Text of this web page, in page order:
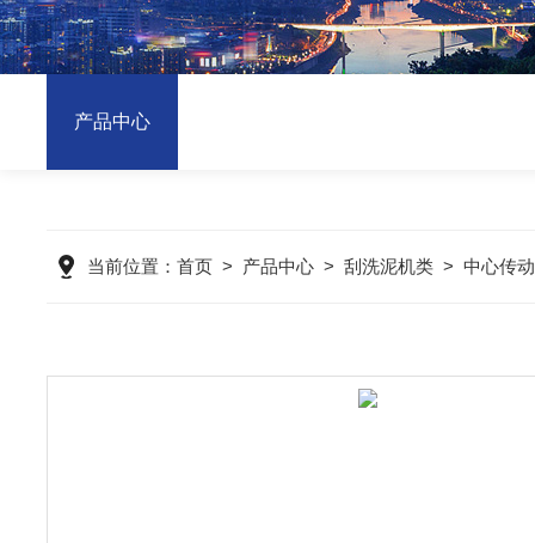
产品中心
当前位置： 首页 > 产品中心 > 刮洗泥机类 > 中心传